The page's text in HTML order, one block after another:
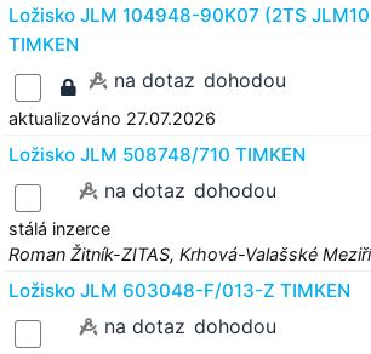
Ložisko JLM 104948-90K07 (2TS
TIMKEN
na dotaz dohodou
aktualizováno 27.07.2026
Ložisko JLM 508748/710 TIMKEN
na dotaz dohodou
stálá inzerce
Roman Žitník-ZITAS, Krhová-Valašské
Ložisko JLM 603048-F/013-Z TIMKEN
na dotaz dohodou